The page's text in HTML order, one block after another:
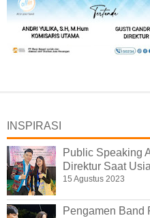
INSPIRASI
Public Speaking
Direktur Saat
15 Agustus 2023
Pengamen Band